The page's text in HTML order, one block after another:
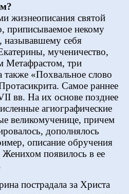
жизнеописания святой
приписываемое некому
себя
мученичество,
Метафрастом, три
«Похвальное слово
Самое раннее
вв. На их основе позднее
агиографические
великомученице, причем
дополнялось
описание обручения
появилось в ее
пострадала за Христа